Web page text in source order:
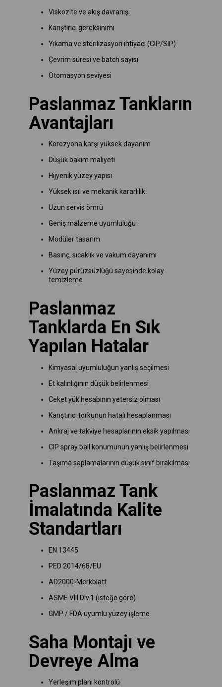
Viskozite ve akış davranışı
Karıştırıcı gereksinimi
Yıkama ve sterilizasyon ihtiyacı (CIP/SIP)
Çevrim süresi ve batch sayısı
Otomasyon seviyesi
Paslanmaz Tankların
Avantajları
Korozyona karşı yüksek dayanım
Düşük bakım maliyeti
Hijyenik yüzey yapısı
Yüksek ısıl ve mekanik kararlılık
Uzun servis ömrü
Geniş malzeme uyumluluğu
Modüler tasarım
Basınç, sıcaklık ve vakum dayanımı
Yüzey pürüzsüzlüğü sayesinde kolay
temizleme
Paslanmaz
Tanklarda En Sık
Yapılan Hatalar
Kimyasal uyumluluğun yanlış seçilmesi
Et kalınlığının düşük belirlenmesi
Ceket yük hesabının yetersiz olması
Karıştırıcı torkunun hatalı hesaplanması
Ankraj ve takviye hesaplarının eksik yapılması
CIP spray ball konumunun yanlış belirlenmesi
Taşıma saplamalarının düşük sınıf bırakılması
Paslanmaz Tank
İmalatında Kalite
Standartları
EN 13445
PED 2014/68/EU
AD2000-Merkblatt
ASME VIII Div.1 (isteğe göre)
GMP / FDA uyumlu yüzey işleme
Saha Montajı ve
Devreye Alma
Yerleşim planı kontrolü